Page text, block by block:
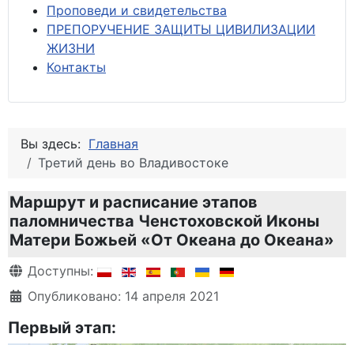
Проповеди и свидетельства
ПРЕПОРУЧЕНИЕ ЗАЩИТЫ ЦИВИЛИЗАЦИИ
ЖИЗНИ
Контакты
Вы здесь: Главная
Третий день во Владивостоке
Маршрут и расписание этапов
паломничества Ченстоховской Иконы
Матери Божьей «От Океана до Океана»
Информация о материале
Доступны:
Опубликовано: 14 апреля 2021
Первый этап: